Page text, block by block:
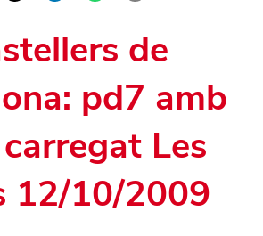
de
pd7 amb
Les
12/10/2009